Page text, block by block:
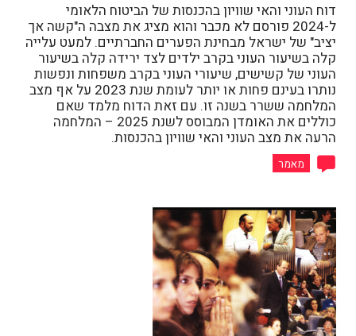
דוח העוני והאי שוויון בהכנסות של הביטוח הלאומי
ל-2024 פורסם לא מכבר והוא מציג את מצבה ה"קשה אך
יציב" של ישראל מבחינת הפערים החברתיים. למעט עלייה
קלה בשיעור העוני בקרב ילדים לצד ירידה קלה בשיעור
העוני של קשישים, שיעורי העוני בקרב משפחות ונפשות
נותרו בעינם פחות או יותר לעומת שנת 2023 על אף מצב
המלחמה ששרר בשנה זו. עם זאת הדוח מלמד שאם
כוללים את האומדן המבוסס לשנת 2025 – המלחמה
הרעה את מצב העוני והאי שוויון בהכנסות.
מאמר